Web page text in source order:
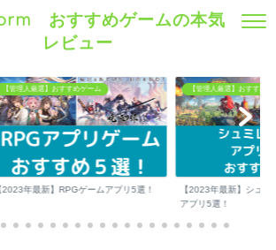
おすすめゲームの本気
レビュー
【管理人厳選】おすすめゲーム
2023年最新】RPGゲームアプリ5選！
【管理人厳選】おすすめゲ
【2023年最新】シュ
アプリ5選！